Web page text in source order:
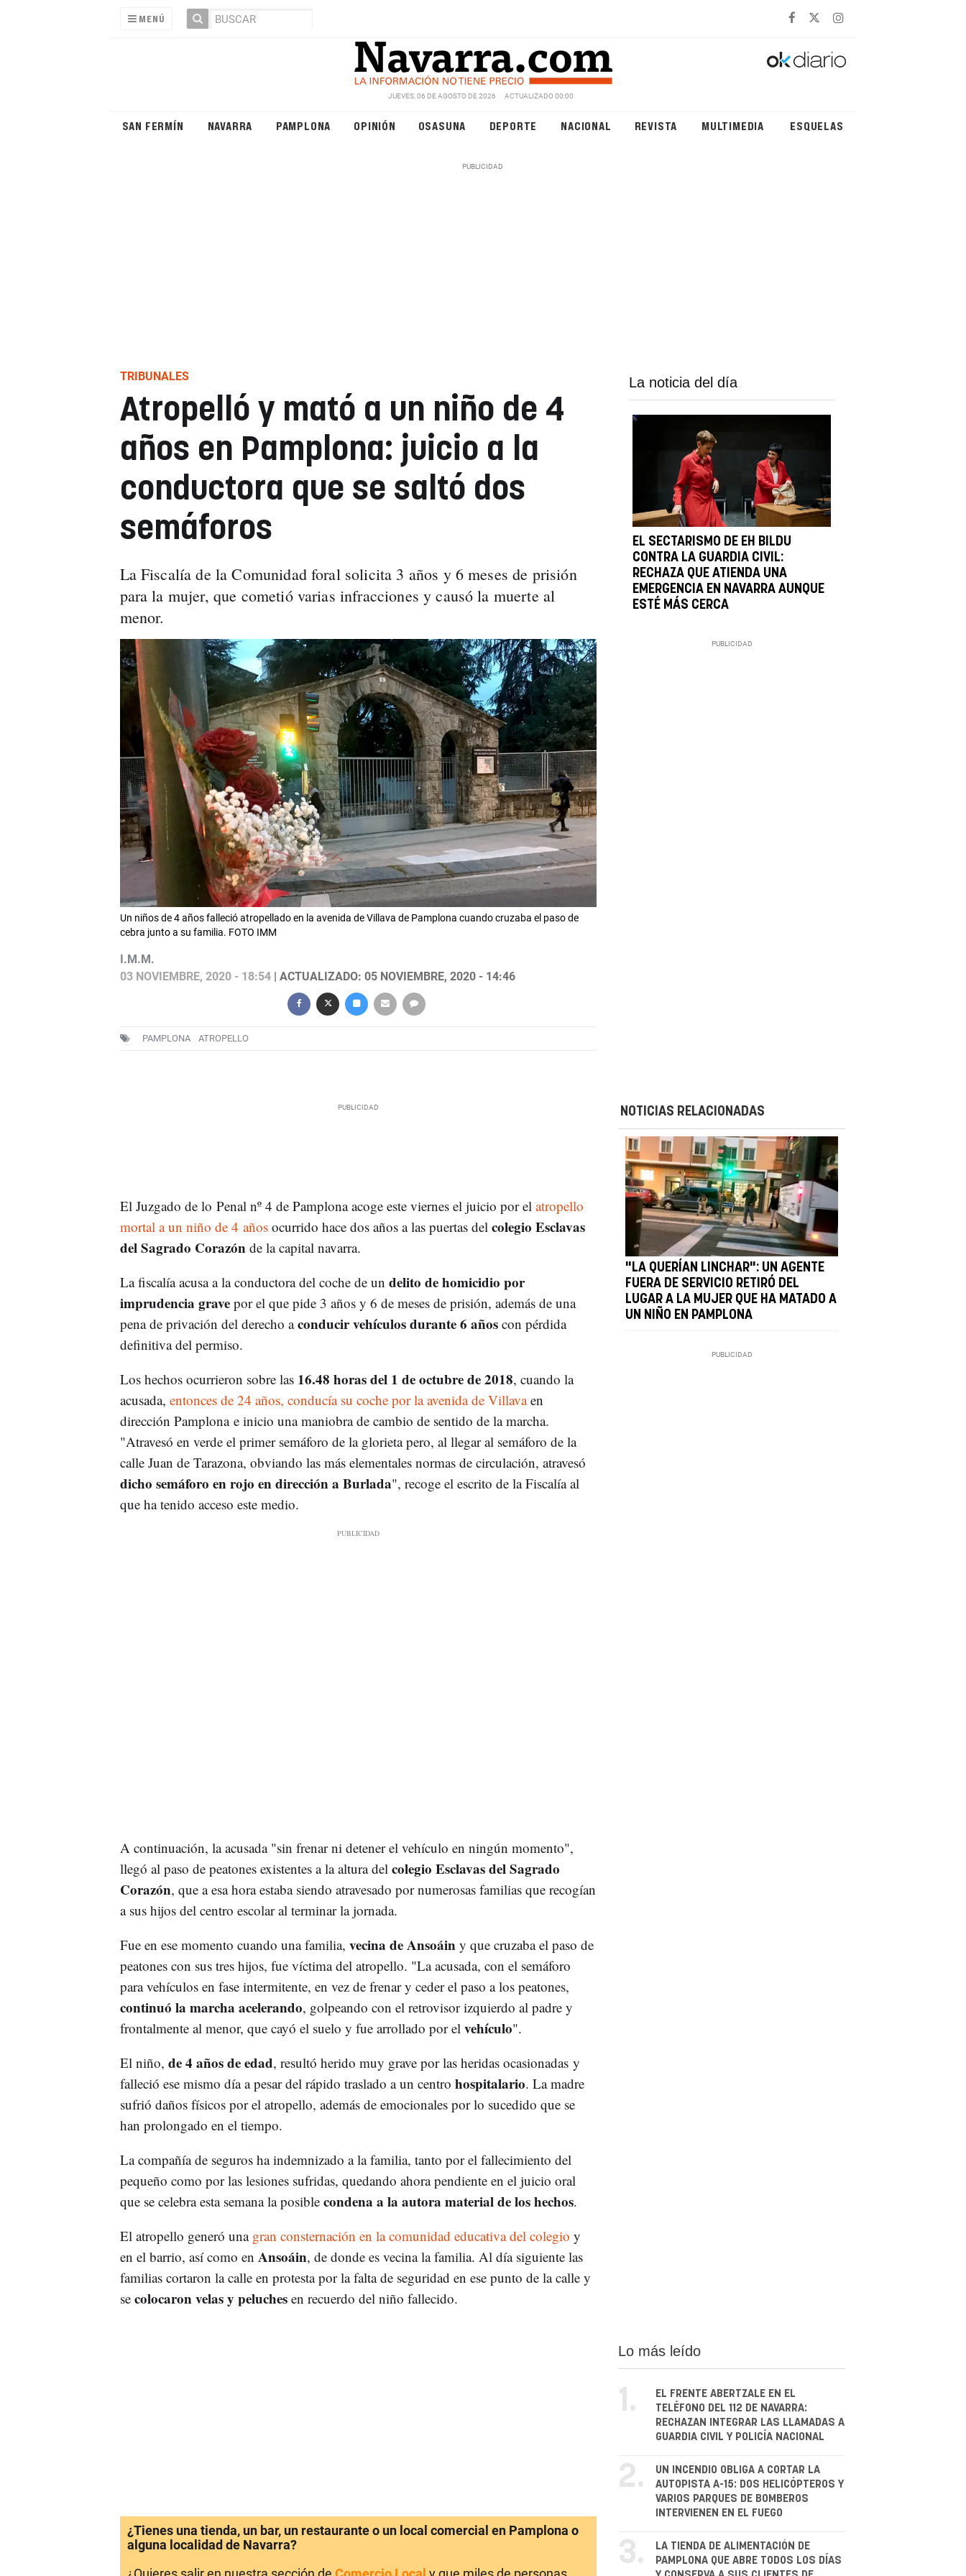
MENÚ
JUEVES, 06 DE AGOSTO DE 2026 ACTUALIZADO 00:00
SAN FERMÍN NAVARRA PAMPLONA OPINIÓN OSASUNA DEPORTE NACIONAL REVISTA MULTIMEDIA ESQUELAS
TRIBUNALES
Atropelló y mató a un niño de 4
años en Pamplona: juicio a la
conductora que se saltó dos
semáforos
La Fiscalía de la Comunidad foral solicita 3 años y 6 meses de prisión
para la mujer, que cometió varias infracciones y causó la muerte al
menor.
Un niños de 4 años falleció atropellado en la avenida de Villava de Pamplona cuando cruzaba el paso de
cebra junto a su familia. FOTO IMM
I.M.M.
03 NOVIEMBRE, 2020 - 18:54| ACTUALIZADO: 05 NOVIEMBRE, 2020 - 14:46
PAMPLONA ATROPELLO
La noticia del día
EL SECTARISMO DE EH BILDU
CONTRA LA GUARDIA CIVIL:
RECHAZA QUE ATIENDA UNA
EMERGENCIA EN NAVARRA AUNQUE
ESTÉ MÁS CERCA
El Juzgado de lo Penal nº 4 de Pamplona acoge este viernes el juicio por el atropello
mortal a un niño de 4 añosocurrido hace dos años a las puertas del colegio Esclavas
del Sagrado Corazón de la capital navarra.
La fiscalía acusa a la conductora del coche de un delito de homicidio por
imprudencia gravepor el que pide 3 años y 6 de meses de prisión, además de una
pena de privación del derecho aconducir vehículos durante 6 añoscon pérdida
definitiva del permiso.
Los hechos ocurrieron sobre las 16.48 horas del 1 de octubre de 2018, cuando la
acusada, entonces de 24 años, conducía su coche por la avenida de Villavaen
dirección Pamplona e inicio una maniobra de cambio de sentido de la marcha.
"Atravesó en verde el primer semáforo de la glorieta pero, al llegar al semáforo de la
calle Juan de Tarazona, obviando las más elementales normas de circulación, atravesó
dicho semáforo en rojo en dirección a Burlada", recoge el escrito de la Fiscalía al
que ha tenido acceso este medio.
A continuación, la acusada "sin frenar ni detener el vehículo en ningún momento",
llegó al paso de peatones existentes a la altura del colegio Esclavas del Sagrado
Corazón, que a esa hora estaba siendo atravesado por numerosas familias que recogían
a sus hijos del centro escolar al terminar la jornada.
Fue en ese momento cuando una familia, vecina de Ansoáin y que cruzaba el paso de
peatones con sus tres hijos, fue víctima del atropello. "La acusada, con el semáforo
para vehículos en fase intermitente, en vez de frenar y ceder el paso a los peatones,
continuó la marcha acelerando, golpeando con el retrovisor izquierdo al padre y
frontalmente al menor, que cayó el suelo y fue arrollado por el vehículo".
El niño, de 4 años de edad, resultó herido muy grave por las heridas ocasionadas y
falleció ese mismo día a pesar del rápido traslado a un centro hospitalario. La madre
sufrió daños físicos por el atropello, además de emocionales por lo sucedido que se
han prolongado en el tiempo.
La compañía de seguros ha indemnizado a la familia, tanto por el fallecimiento del
pequeño como por las lesiones sufridas, quedando ahora pendiente en el juicio oral
que se celebra esta semana la posible condena a la autora material de los hechos.
El atropello generó unagran consternación en la comunidad educativa del colegio y
en el barrio, así como en Ansoáin, de donde es vecina la familia. Al día siguiente las
familias cortaron la calle en protesta por la falta de seguridad en ese punto de la calle y
se colocaron velas y peluches en recuerdo del niño fallecido.
NOTICIAS RELACIONADAS
"LA QUERÍAN LINCHAR": UN AGENTE
FUERA DE SERVICIO RETIRÓ DEL
LUGAR A LA MUJER QUE HA MATADO A
UN NIÑO EN PAMPLONA
¿Tienes una tienda, un bar, un restaurante o un local comercial en Pamplona o
alguna localidad de Navarra?
Lo más leído
1.
EL FRENTE ABERTZALE EN EL
TELÉFONO DEL 112 DE NAVARRA:
RECHAZAN INTEGRAR LAS LLAMADAS A
GUARDIA CIVIL Y POLICÍA NACIONAL
2.
UN INCENDIO OBLIGA A CORTAR LA
AUTOPISTA A-15: DOS HELICÓPTEROS Y
VARIOS PARQUES DE BOMBEROS
INTERVIENEN EN EL FUEGO
3.
LA TIENDA DE ALIMENTACIÓN DE
PAMPLONA QUE ABRE TODOS LOS DÍAS